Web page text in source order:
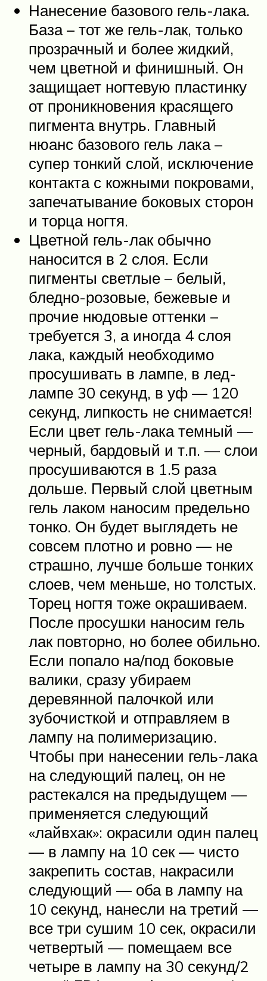
Нанесение базового гель-лака.
База – тот же гель-лак, только
прозрачный и более жидкий,
чем цветной и финишный. Он
защищает ногтевую пластинку
от проникновения красящего
пигмента внутрь. Главный
нюанс базового гель лака –
супер тонкий слой, исключение
контакта с кожными покровами,
запечатывание боковых сторон
и торца ногтя.
Цветной гель-лак обычно
наносится в 2 слоя. Если
пигменты светлые – белый,
бледно-розовые, бежевые и
прочие нюдовые оттенки –
требуется 3, а иногда 4 слоя
лака, каждый необходимо
просушивать в лампе, в лед-
лампе 30 секунд, в уф — 120
секунд, липкость не снимается!
Если цвет гель-лака темный —
черный, бардовый и т.п. — слои
просушиваются в 1.5 раза
дольше. Первый слой цветным
гель лаком наносим предельно
тонко. Он будет выглядеть не
совсем плотно и ровно — не
страшно, лучше больше тонких
слоев, чем меньше, но толстых.
Торец ногтя тоже окрашиваем.
После просушки наносим гель
лак повторно, но более обильно.
Если попало на/под боковые
валики, сразу убираем
деревянной палочкой или
зубочисткой и отправляем в
лампу на полимеризацию.
Чтобы при нанесении гель-лака
на следующий палец, он не
растекался на предыдущем —
применяется следующий
«лайвхак»: окрасили один палец
— в лампу на 10 сек — чисто
закрепить состав, накрасили
следующий — оба в лампу на
10 секунд, нанесли на третий —
все три сушим 10 сек, окрасили
четвертый — помещаем все
четыре в лампу на 30 секунд/2